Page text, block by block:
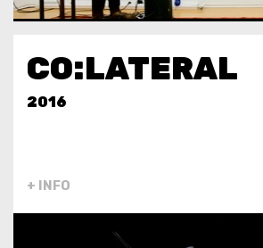
CO:LATERAL
2016
+ INFO